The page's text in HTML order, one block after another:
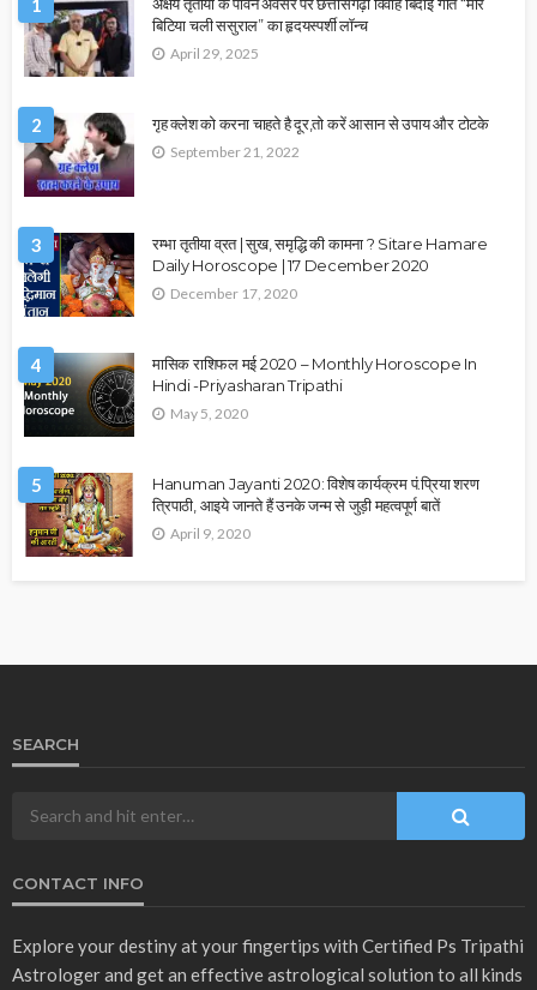
बिटिया चली ससुराल” का हृदयस्पर्शी लॉन्च
April 29, 2025
2 गृह क्लेश को करना चाहते है दूर,तो करें आसान से उपाय और टोटके
September 21, 2022
3
रम्भा तृतीया व्रत | सुख, समृद्धि की कामना ? Sitare Hamare
Daily Horoscope | 17 December 2020
December 17, 2020
4
मासिक राशिफल मई 2020 – Monthly Horoscope In
Hindi -Priyasharan Tripathi
May 5, 2020
5
Hanuman Jayanti 2020: विशेष कार्यक्रम पं.प्रिया शरण
त्रिपाठी, आइये जानते हैं उनके जन्म से जुड़ी महत्वपूर्ण बातें
April 9, 2020
SEARCH
CONTACT INFO
Explore your destiny at your fingertips with Certified Ps Tripathi
Astrologer and get an effective astrological solution to all kinds